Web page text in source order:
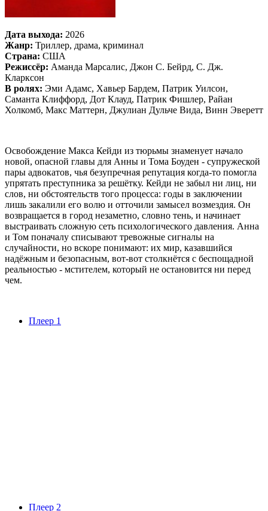
Дата выхода: 2026
Жанр: Триллер, драма, криминал
Страна: США
Режиссёр: Аманда Марсалис, Джон С. Бейрд, С. Дж.
Кларксон
В ролях: Эми Адамс, Хавьер Бардем, Патрик Уилсон,
Саманта Клиффорд, Дот Клауд, Патрик Фишлер, Райан
Холкомб, Макс Маттерн, Джулиан Дульче Вида, Винн Эверетт
Освобождение Макса Кейди из тюрьмы знаменует начало
новой, опасной главы для Анны и Тома Боуден - супружеской
пары адвокатов, чья безупречная репутация когда‐то помогла
упрятать преступника за решётку. Кейди не забыл ни лиц, ни
слов, ни обстоятельств того процесса: годы в заключении
лишь закалили его волю и отточили замысел возмездия. Он
возвращается в город незаметно, словно тень, и начинает
выстраивать сложную сеть психологического давления. Анна
и Том поначалу списывают тревожные сигналы на
случайности, но вскоре понимают: их мир, казавшийся
надёжным и безопасным, вот‐вот столкнётся с беспощадной
реальностью - мстителем, который не остановится ни перед
чем.
Плеер 1
Плеер 2